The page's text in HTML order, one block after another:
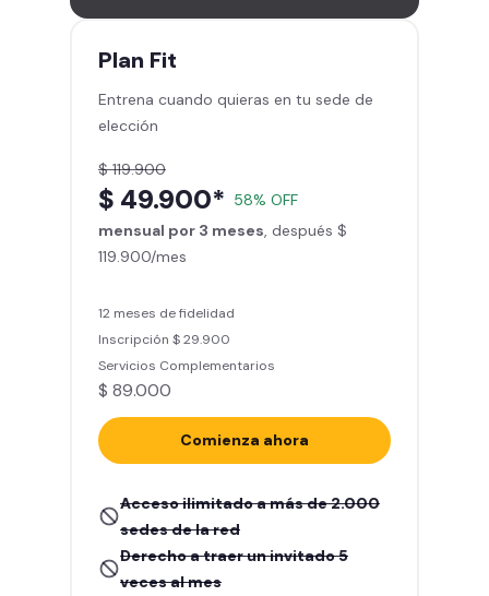
Plan Fit
Entrena cuando quieras en tu sede de
elección
$ 119.900
$ 49.900* 58% OFF
mensual por 3 meses , después $
119.900/mes
12 meses de fidelidad
Inscripción $ 29.900
Servicios Complementarios
$ 89.000
Comienza ahora
Acceso ilimitado a más de 2.000
sedes de la red
Derecho a traer un invitado 5
veces al mes